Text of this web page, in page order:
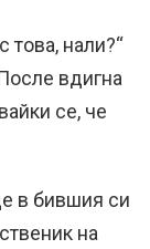
това, нали?“
вдигна
се, че
в бившия си
на